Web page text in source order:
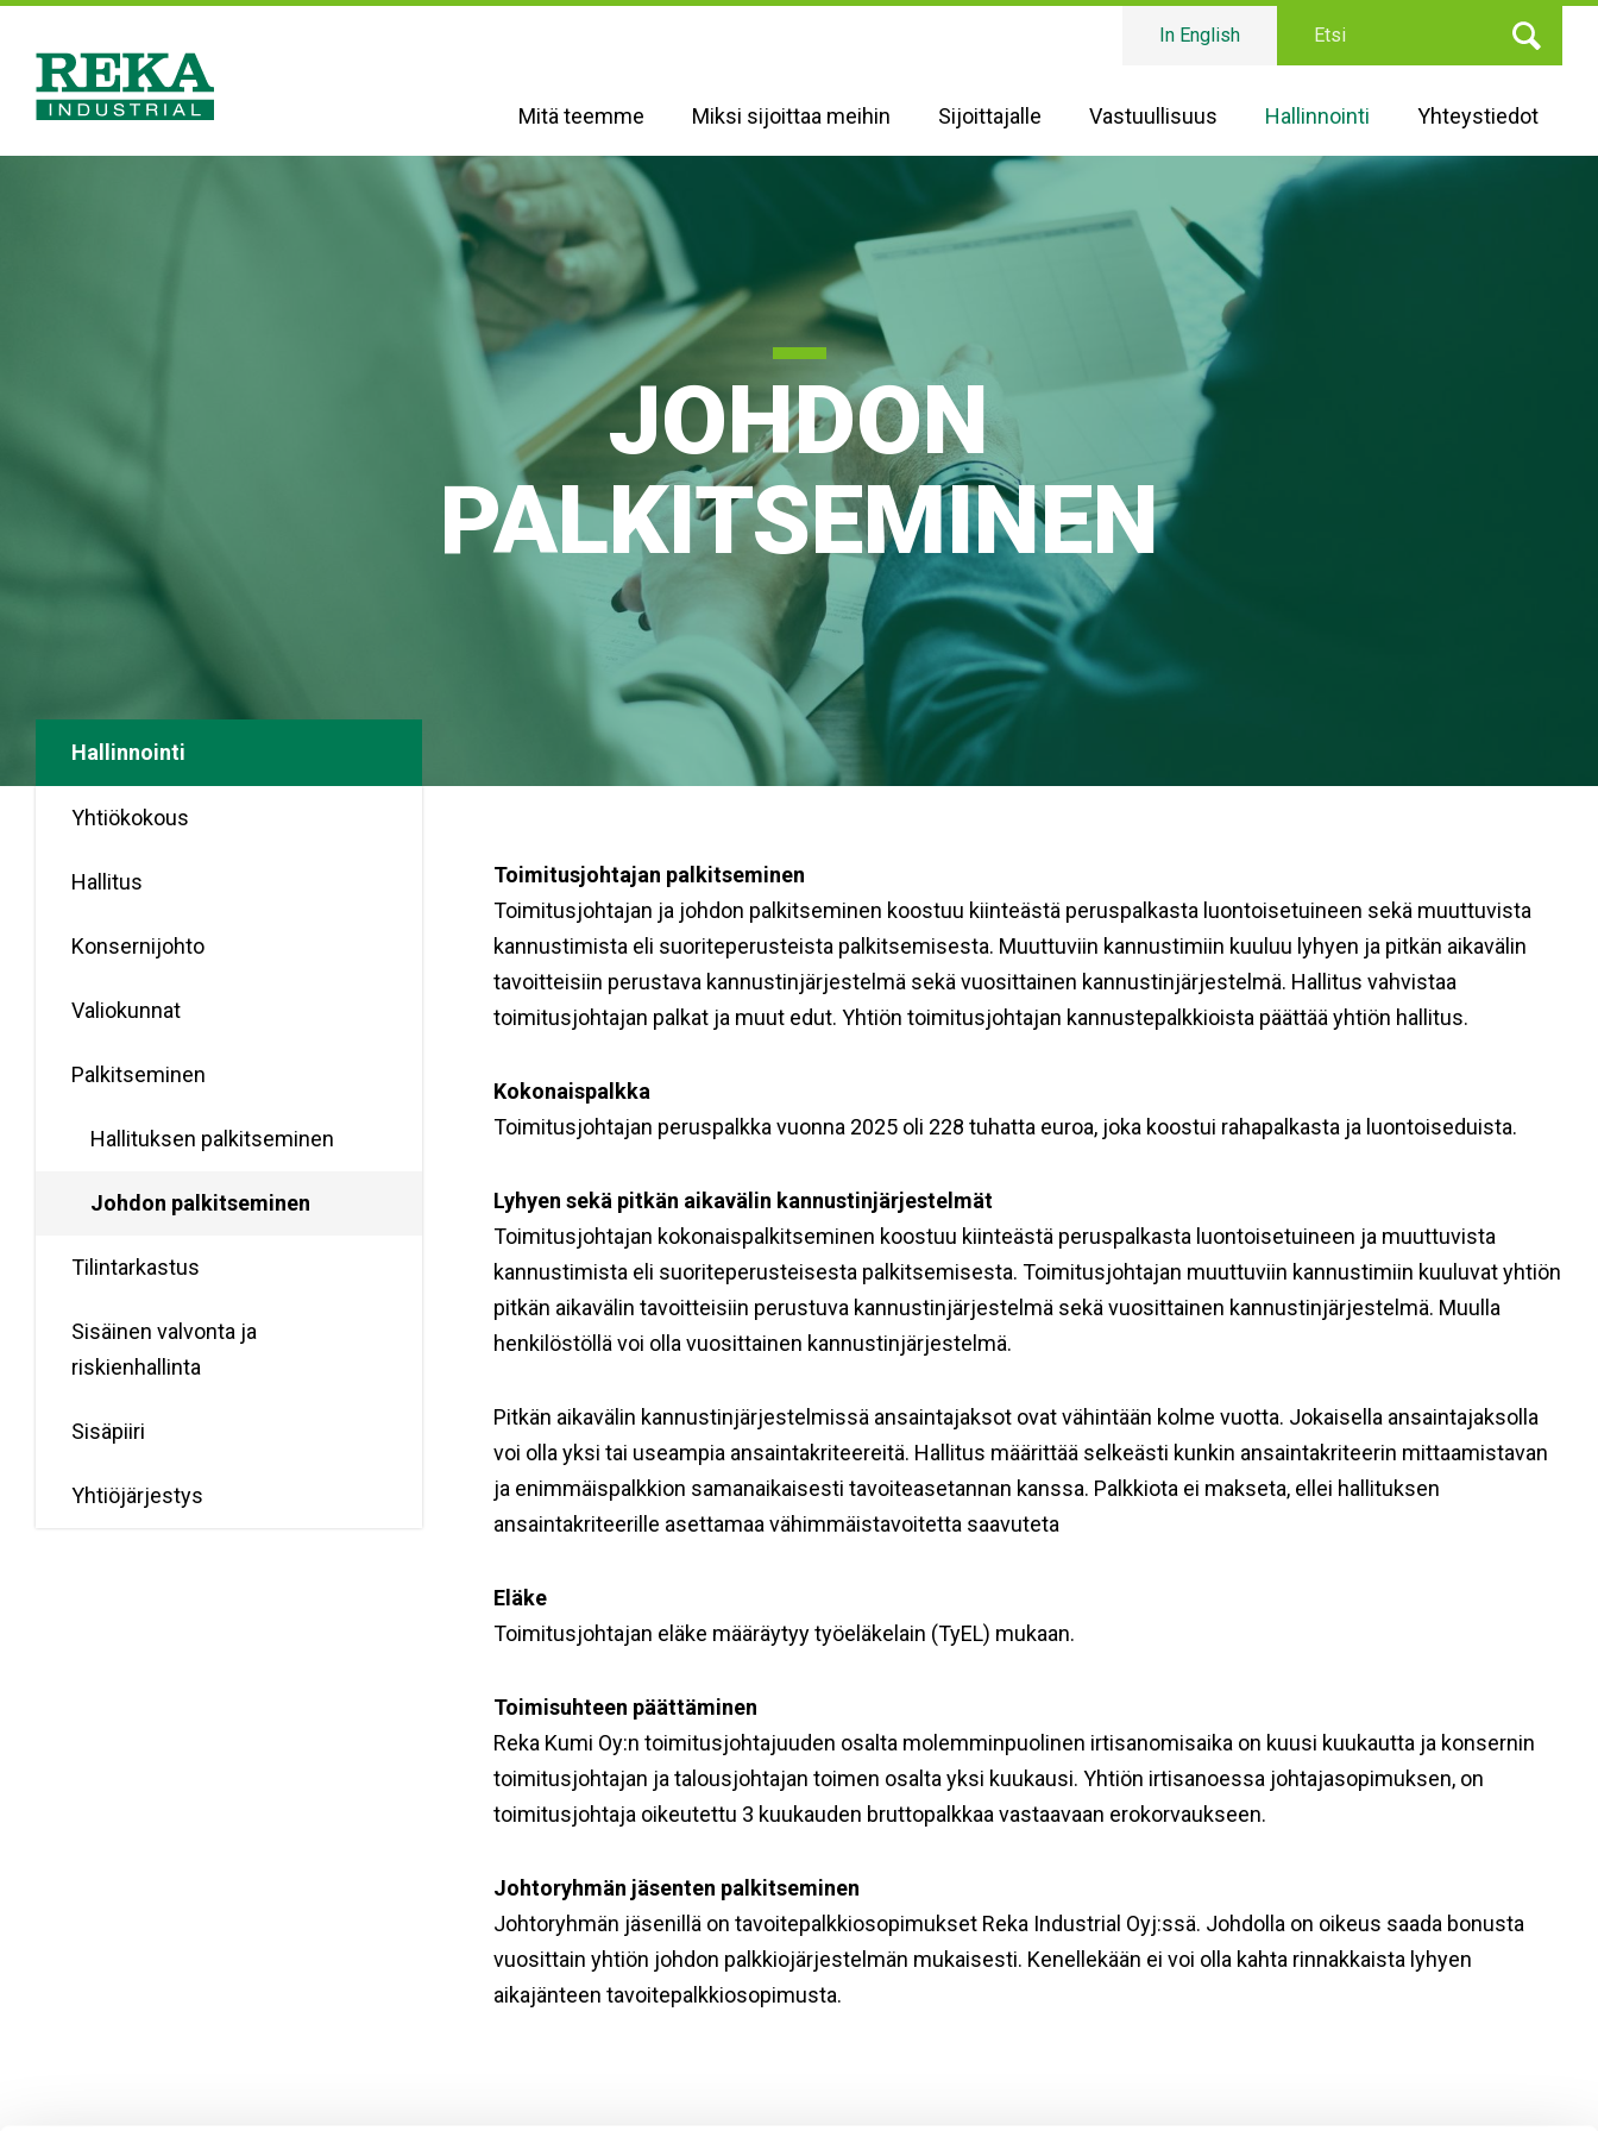
pääsisältöön
In English
Mitä teemme Miksi sijoittaa meihin Sijoittajalle Vastuullisuus Hallinnointi Yhteystiedot
JOHDON
PALKITSEMINEN
Toimitusjohtajan palkitseminen
Toimitusjohtajan ja johdon palkitseminen koostuu kiinteästä peruspalkasta luontoisetuineen sekä muuttuvista
kannustimista eli suoriteperusteista palkitsemisesta. Muuttuviin kannustimiin kuuluu lyhyen ja pitkän aikavälin
tavoitteisiin perustava kannustinjärjestelmä sekä vuosittainen kannustinjärjestelmä. Hallitus vahvistaa
toimitusjohtajan palkat ja muut edut. Yhtiön toimitusjohtajan kannustepalkkioista päättää yhtiön hallitus.
Kokonaispalkka
Toimitusjohtajan peruspalkka vuonna 2025 oli 228 tuhatta euroa, joka koostui rahapalkasta ja luontoiseduista.
Lyhyen sekä pitkän aikavälin kannustinjärjestelmät
Toimitusjohtajan kokonaispalkitseminen koostuu kiinteästä peruspalkasta luontoisetuineen ja muuttuvista
kannustimista eli suoriteperusteisesta palkitsemisesta. Toimitusjohtajan muuttuviin kannustimiin kuuluvat yhtiön
pitkän aikavälin tavoitteisiin perustuva kannustinjärjestelmä sekä vuosittainen kannustinjärjestelmä. Muulla
henkilöstöllä voi olla vuosittainen kannustinjärjestelmä.
Pitkän aikavälin kannustinjärjestelmissä ansaintajaksot ovat vähintään kolme vuotta. Jokaisella ansaintajaksolla
voi olla yksi tai useampia ansaintakriteereitä. Hallitus määrittää selkeästi kunkin ansaintakriteerin mittaamistavan
ja enimmäispalkkion samanaikaisesti tavoiteasetannan kanssa. Palkkiota ei makseta, ellei hallituksen
ansaintakriteerille asettamaa vähimmäistavoitetta saavuteta
Eläke
Toimitusjohtajan eläke määräytyy työeläkelain (TyEL) mukaan.
Toimisuhteen päättäminen
Reka Kumi Oy:n toimitusjohtajuuden osalta molemminpuolinen irtisanomisaika on kuusi kuukautta ja konsernin
toimitusjohtajan ja talousjohtajan toimen osalta yksi kuukausi. Yhtiön irtisanoessa johtajasopimuksen, on
toimitusjohtaja oikeutettu 3 kuukauden bruttopalkkaa vastaavaan erokorvaukseen.
Johtoryhmän jäsenten palkitseminen
Johtoryhmän jäsenillä on tavoitepalkkiosopimukset Reka Industrial Oyj:ssä. Johdolla on oikeus saada bonusta
vuosittain yhtiön johdon palkkiojärjestelmän mukaisesti. Kenellekään ei voi olla kahta rinnakkaista lyhyen
aikajänteen tavoitepalkkiosopimusta.
Hallinnointi
Yhtiökokous
Hallitus
Konsernijohto
Valiokunnat
Palkitseminen
Hallituksen palkitseminen
Johdon palkitseminen
Tilintarkastus
Sisäinen valvonta ja
riskienhallinta
Sisäpiiri
Yhtiöjärjestys